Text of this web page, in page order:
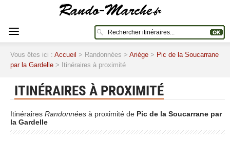
Vous êtes ici : Accueil > Randonnées > Ariège > Pic de la Soucarrane
par la Gardelle > Itinéraires à proximité
ITINÉRAIRES À PROXIMITÉ
Itinéraires Randonnées à proximité de Pic de la Soucarrane par
la Gardelle